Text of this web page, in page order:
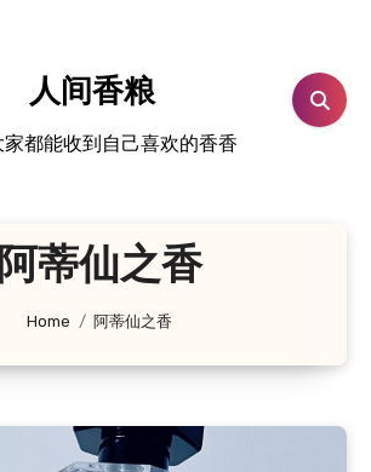
人间香粮
都能收到自己喜欢的香香
阿蒂仙之香
Home 阿蒂仙之香